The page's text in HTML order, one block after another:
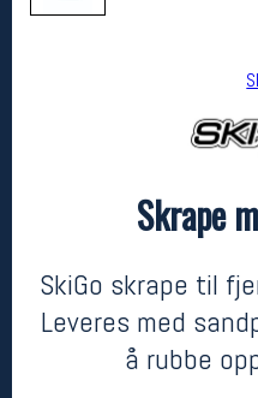
Skrape
SkiGo skrape til
Leveres med
å rubbe
Skrape